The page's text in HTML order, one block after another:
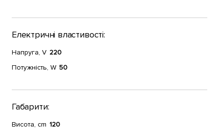
Електричні властивості:
Напруга, V 220
Потужність, W 50
Габарити:
Висота, cm 120